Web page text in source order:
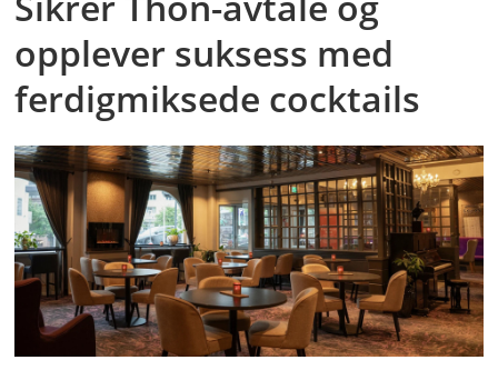
opplever suksess med
ferdigmiksede cocktails